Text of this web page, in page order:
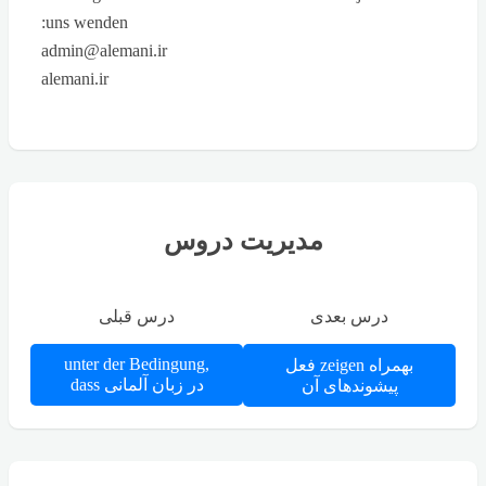
uns wenden:
admin@alemani.ir
alemani.ir
مدیریت دروس
درس قبلی
unter der Bedingung,
dass در زبان آلمانی
درس بعدی
فعل zeigen بهمراه
پیشوندهای آن